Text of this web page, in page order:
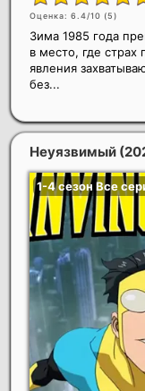
Оценка: 6.4/10 (5)
Зима 1985 года
в место, где
явления
без...
Неуязвимый